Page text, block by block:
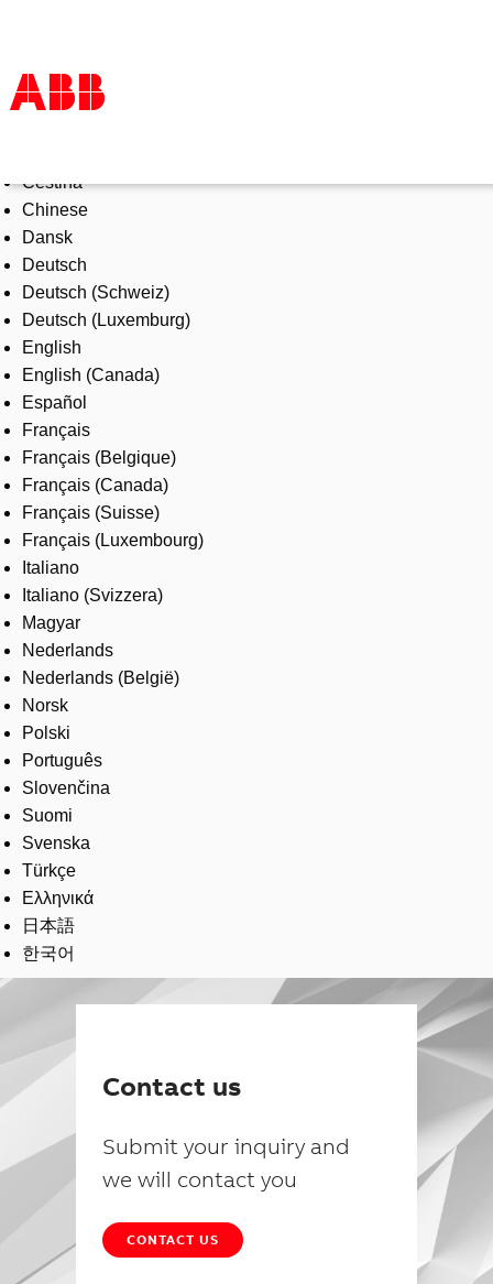
Products & Solutions
Industries
Services
About us
Where to buy
Contact us
Careers
Čeština
Chinese
Dansk
Deutsch
Deutsch (Schweiz)
Deutsch (Luxemburg)
English
English (Canada)
Español
Français
Français (Belgique)
Français (Canada)
Français (Suisse)
Français (Luxembourg)
Italiano
Italiano (Svizzera)
Magyar
Nederlands
Nederlands (België)
Norsk
Polski
Português
Slovenčina
Suomi
Svenska
Türkçe
Ελληνικά
日本語
한국어
Contact us
Submit your inquiry and
we will contact you
CONTACT US